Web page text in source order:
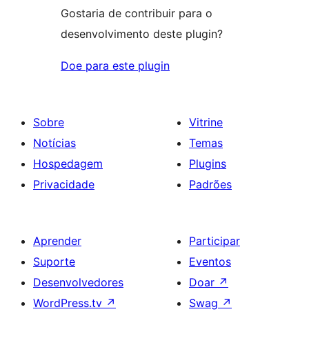
Gostaria de contribuir para o
desenvolvimento deste plugin?
Doe para este plugin
Sobre
Notícias
Hospedagem
Privacidade
Vitrine
Temas
Plugins
Padrões
Aprender
Suporte
Desenvolvedores
WordPress.tv ↗
Participar
Eventos
Doar ↗
Swag ↗